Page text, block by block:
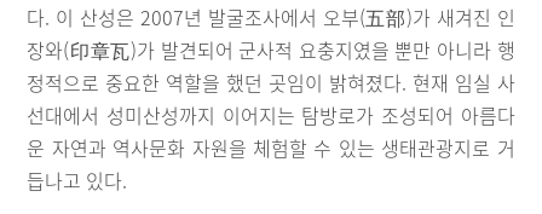
다. 이 산성은 2007년 발굴조사에서 오부(五部)가 새겨진 인
장와(印章瓦)가 발견되어 군사적 요충지였을 뿐만 아니라 행
정적으로 중요한 역할을 했던 곳임이 밝혀졌다. 현재 임실 사
선대에서 성미산성까지 이어지는 탐방로가 조성되어 아름다
운 자연과 역사문화 자원을 체험할 수 있는 생태관광지로 거
듭나고 있다.